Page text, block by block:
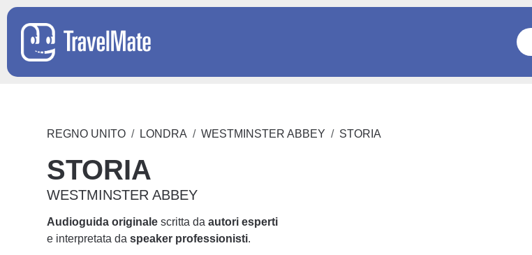
REGNO UNITO LONDRA WESTMINSTER ABBEY STORIA
STORIA
WESTMINSTER ABBEY
Audioguida originale scritta daautori esperti
e interpretata daspeaker professionisti.